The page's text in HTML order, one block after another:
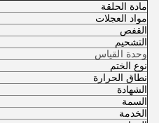
مادة الحلقة
مواد العجلات
القفص
التشحيم
وحدة القياس
نوع الختم
نطاق الحرارة
الشهادة
السمة
الخدمة